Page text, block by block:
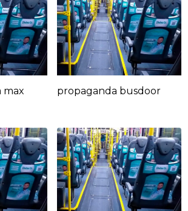
max
propaganda busdoor